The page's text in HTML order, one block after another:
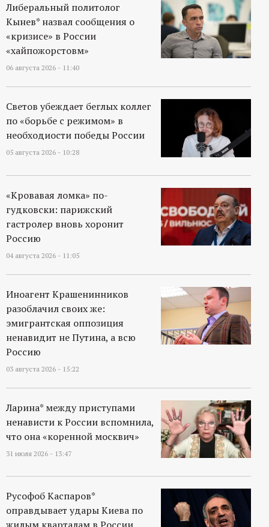
Либеральный политолог
Кынев* назвал сообщения о
«кризисе» в России
«хайпожорстовм»
06 августа 2026 - 11:40
Светов убеждает беглых коллег
по «борьбе с режимом» в
необходиости победы России
05 августа 2026 - 10:28
«Кровавая ломка» по-
гудковски: парижский
гастролер вновь хоронит
Россию
04 августа 2026 - 11:05
Иноагент Крашенинников
разоблачил своих же:
эмигрантская оппозиция
ненавидит не Путина, а всю
Россию
03 августа 2026 - 15:22
Ларина* между приступами
ненависти к России вспомнила,
что она «коренной москвич»
31 июля 2026 - 13:47
Русофоб Каспаров*
оправдывает удары Киева по